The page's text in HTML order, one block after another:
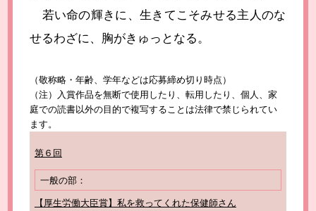
若い命の輝きに、生きてこそみせる主人のな
せるわざに、胸がきゅっとなる。
（敬称略・年齢、学年などは応募締め切り時点）
（注）入賞作品を無断で使用したり、転用したり、個人、家
庭での読書以外の目的で複写することは法律で禁じられてい
ます。
第６回
一般の部：
【厚生労働大臣賞】私を救ってくれた保健師さん